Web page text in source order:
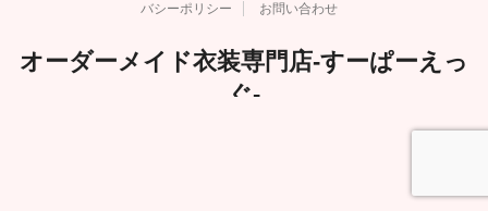
バシーポリシー
お問い合わせ
オーダーメイド衣装専門店-すーぱーえっ
ぐ-